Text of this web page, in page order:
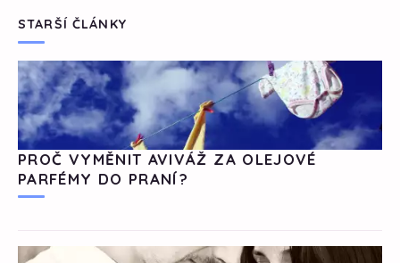
STARŠÍ ČLÁNKY
PROČ VYMĚNIT AVIVÁŽ ZA OLEJOVÉ
PARFÉMY DO PRANÍ?